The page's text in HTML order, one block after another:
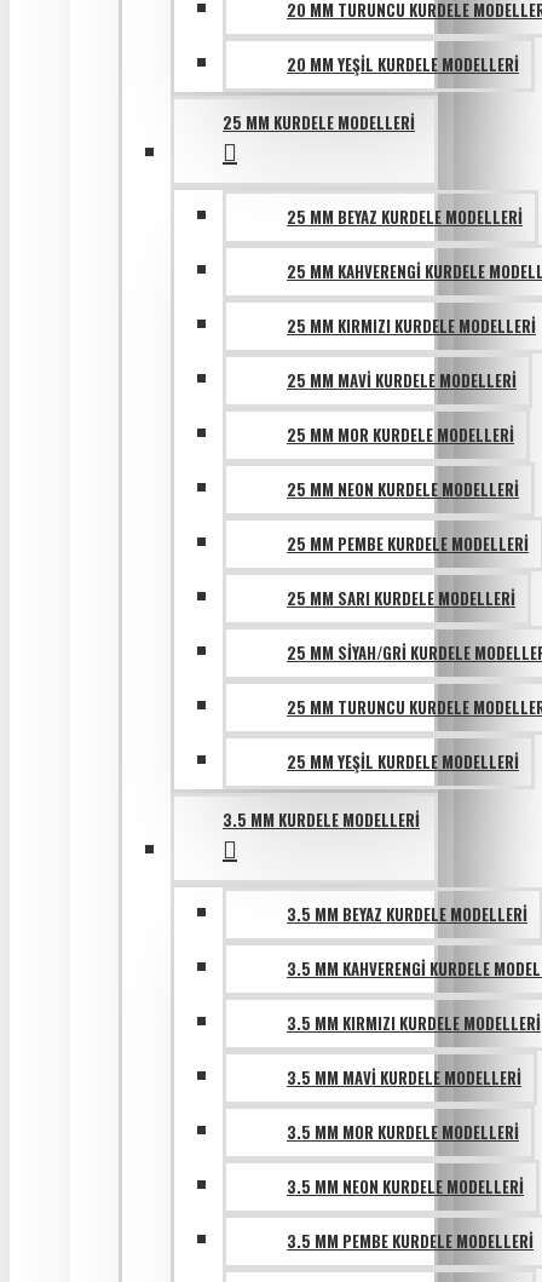
20 MM TURUNCU KURDELE
20 MM YEŞIL KURDELE MODELLERI
25 MM KURDELE MODELLERI
25 MM BEYAZ KURDELE MODELLERI
25 MM KAHVERENGI KURDELE
25 MM KIRMIZI KURDELE MODELLERI
25 MM MAVI KURDELE MODELLERI
25 MM MOR KURDELE MODELLERI
25 MM NEON KURDELE MODELLERI
25 MM PEMBE KURDELE MODELLERI
25 MM SARI KURDELE MODELLERI
25 MM SIYAH/GRI KURDELE
25 MM TURUNCU KURDELE
25 MM YEŞIL KURDELE MODELLERI
3.5 MM KURDELE MODELLERI
3.5 MM BEYAZ KURDELE MODELLERI
3.5 MM KAHVERENGI KURDELE
3.5 MM KIRMIZI KURDELE MODELLERI
3.5 MM MAVI KURDELE MODELLERI
3.5 MM MOR KURDELE MODELLERI
3.5 MM NEON KURDELE MODELLERI
3.5 MM PEMBE KURDELE MODELLERI